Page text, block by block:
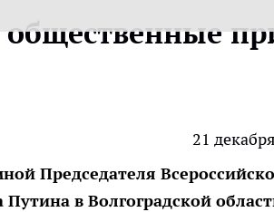
общественные
21
Председателя
в Волгоградской